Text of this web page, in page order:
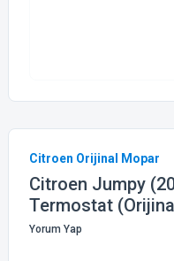
Citroen Orijinal Mopar
Citroen Jumpy
Termostat
Yorum Yap